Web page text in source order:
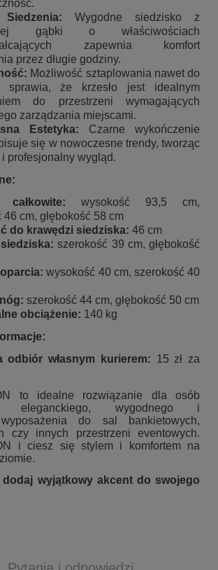
Wygodne siedzisko z
gąbki o właściwościach
zapewnia komfort
przez długie godziny.
Możliwość sztaplowania nawet do
sprawia, że krzesło jest idealnym
do przestrzeni wymagających
zarządzania miejscami.
Estetyka: Czarne wykończenie
się w nowoczesne trendy, tworząc
profesjonalny wygląd.
całkowite: wysokość 93,5 cm,
46 cm, głębokość 58 cm
do krawędzi siedziska: 46 cm
szerokość 39 cm, głębokość
wysokość 40 cm, szerokość 40
szerokość 44 cm, głębokość 50 cm
obciążenie: 140 kg
odbiór własnym kurierem: 15 zł za
to idealne rozwiązanie dla osób
eleganckiego, wygodnego i
do sal bankietowych,
czy innych przestrzeni eventowych.
i ciesz się stylem i komfortem na
dodaj wyjątkowy akcent do swojego